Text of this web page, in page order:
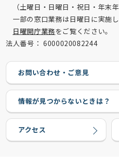
（土曜日・日曜日・祝日・年末
一部の窓口業務は日曜日に実施し
日曜開庁業務をご覧ください。
法人番号： 6000020082244
お問い合わせ・ご意見
情報が見つからないときは？
アクセス